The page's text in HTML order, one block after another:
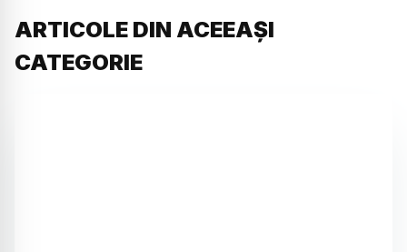
ARTICOLE DIN ACEEAȘI
CATEGORIE